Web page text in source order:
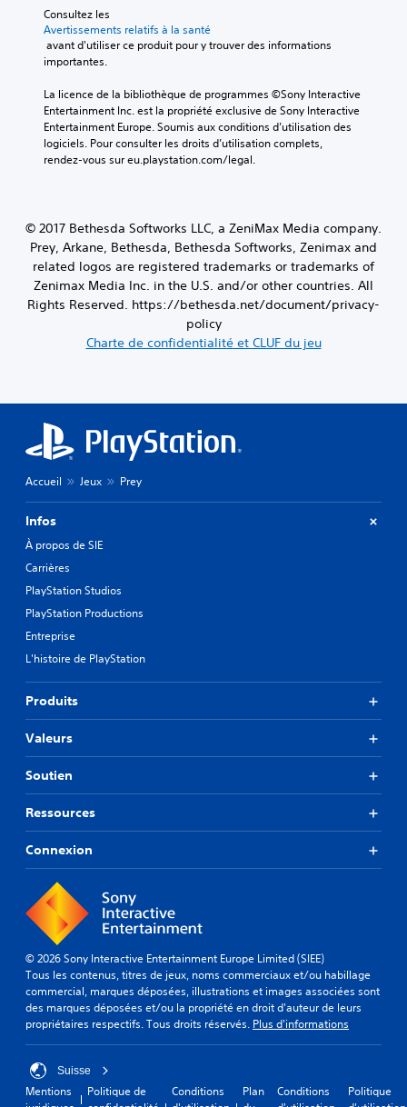
Consultez les
Avertissements relatifs à la santé
importantes.
La licence de la bibliothèque de programmes ©Sony Interactive
Entertainment Inc. est la propriété exclusive de Sony Interactive
Entertainment Europe. Soumis aux conditions d’utilisation des
logiciels. Pour consulter les droits d’utilisation complets,
rendez-vous sur eu.playstation.com/legal.
© 2017 Bethesda Softworks LLC, a ZeniMax Media company.
Prey, Arkane, Bethesda, Bethesda Softworks, Zenimax and
related logos are registered trademarks or trademarks of
Zenimax Media Inc. in the U.S. and/or other countries. All
Rights Reserved. https://bethesda.net/document/privacy-
policy
Charte de confidentialité et CLUF du jeu
Accueil Jeux Prey
Infos
À propos de SIE
Carrières
PlayStation Studios
PlayStation Productions
Entreprise
L'histoire de PlayStation
Produits
Valeurs
Soutien
Ressources
Connexion
© 2026 Sony Interactive Entertainment Europe Limited (SIEE)
Tous les contenus, titres de jeux, noms commerciaux et/ou habillage
commercial, marques déposées, illustrations et images associées sont
des marques déposées et/ou la propriété en droit d'auteur de leurs
propriétaires respectifs. Tous droits réservés. Plus d'informations
Suisse
Mentions
Politique de
Conditions
Plan
Conditions
Politique